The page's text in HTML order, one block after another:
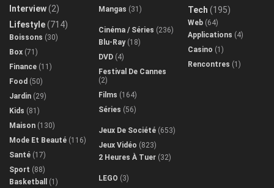
Interview(2)
Lifestyle(714)
Boissons (30)
Box (71)
Finance (11)
Food (50)
Jardin (29)
Kids (81)
Maison (130)
Mode Et Beauté (116)
Santé (17)
Sport (88)
Basketball
(1)
Mangas (31)
Cinéma / Séries (236)
Blu-Ray(18)
DVD (4)
Festival De Cannes
(2)
Films (164)
Séries (56)
Jeux De Société (653)
Jeux Vidéo (823)
2 Heures À Tuer (32)
LEGO (3)
Tech (195)
Web (64)
Applications (4)
Casino (1)
Rencontres (1)